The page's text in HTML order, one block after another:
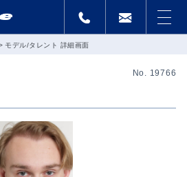
モデル/タレント 詳細画面
No. 19766